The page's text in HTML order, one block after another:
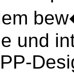
und